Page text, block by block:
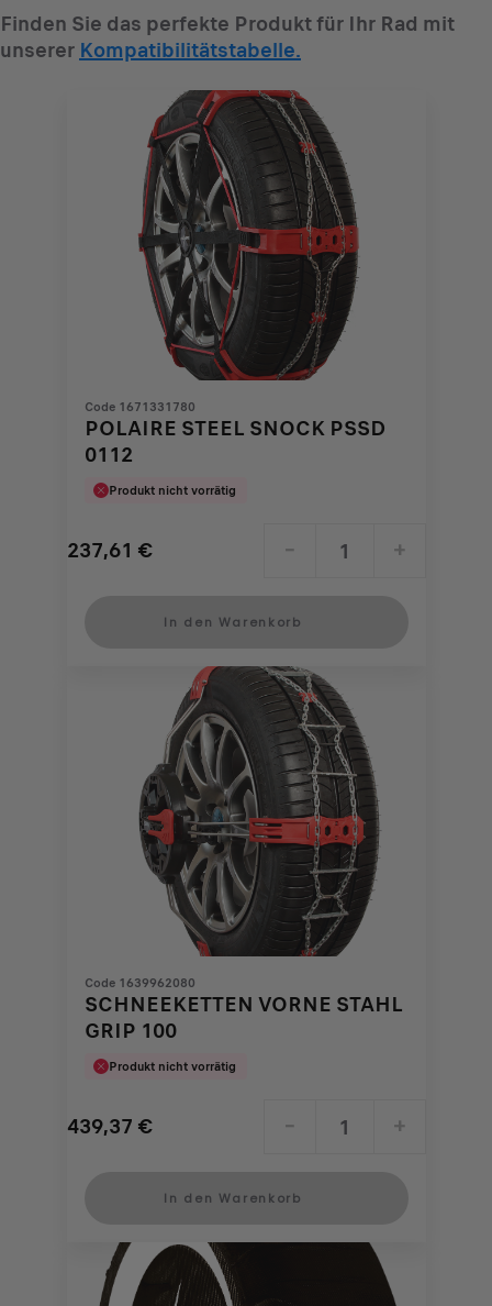
Finden Sie das perfekte Produkt für Ihr Rad mit
unserer Kompatibilitätstabelle.
Code 1671331780
POLAIRE STEEL SNOCK PSSD
0112
Produkt nicht vorrätig
237,61 € - +
In den Warenkorb
Code 1639962080
SCHNEEKETTEN VORNE STAHL
GRIP 100
Produkt nicht vorrätig
439,37 € - +
In den Warenkorb